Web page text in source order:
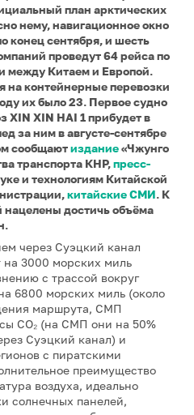
план арктических
нему, навигационное окно
конец сентября, и шесть
проведут 64 рейса по
между Китаем и Европой.
на контейнерные перевозки
их было 23. Первое судно
XIN XIN HAI 1 прибудет в
за ним в августе-сентябре
сообщаютиздание«Чжунго
транспорта КНР,пресс-
и технологиям Китайской
китайские СМИ. К
нацелены достичь объёма
через Суэцкий канал
3000 морских миль
с трассой вокруг
6800 морских миль (около
маршрута, СМП
CO₂ (на СМП они на 50%
Суэцкий канал) и
с пиратскими
преимущество
воздуха, идеально
солнечных панелей,